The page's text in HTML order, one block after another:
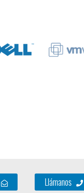
Llámanos